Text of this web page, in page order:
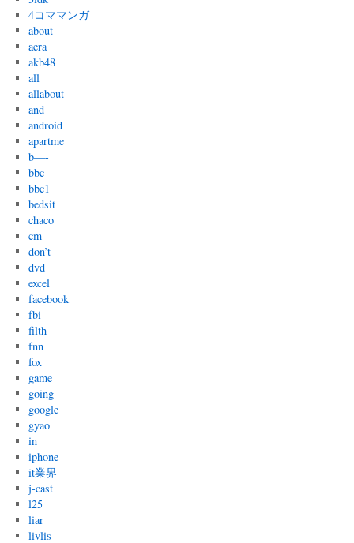
4コママンガ
about
aera
akb48
all
allabout
and
android
apartme
b—-
bbc
bbc1
bedsit
chaco
cm
don’t
dvd
excel
facebook
fbi
filth
fnn
fox
game
going
google
gyao
in
iphone
it業界
j-cast
l25
liar
livlis